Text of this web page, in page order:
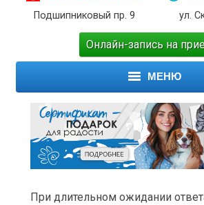
Подшипниковый пр. 9 ул.
Онлайн-запись на
МЕНЮ
ГЛАВНАЯ
УСЛУГИ
ЦЕНЫ
При длительном ожидании